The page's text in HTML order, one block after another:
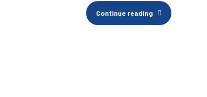
Continue reading